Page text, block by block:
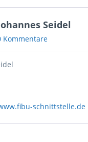
Seidel
Kommentare
schnittstelle.de